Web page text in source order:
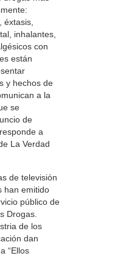
éxtasis,
inhalantes,
con
están
y hechos de
a la
se
de
a
La Verdad
de televisión
han emitido
público de
Drogas.
de los
dan
“Ellos